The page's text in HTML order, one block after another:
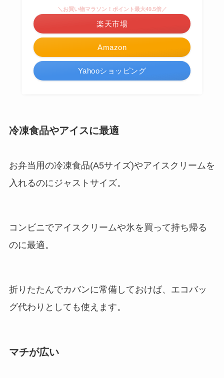
Amazon
＼お買い物マラソン！ポイント最大49.5倍／
楽天市場
Yahooショッピング
冷凍食品やアイスに最適
お弁当用の冷凍食品(A5サイズ)やアイスクリームを
入れるのにジャストサイズ。
コンビニでアイスクリームや氷を買って持ち帰る
のに最適。
折りたたんでカバンに常備しておけば、エコバッ
グ代わりとしても使えます。
マチが広い